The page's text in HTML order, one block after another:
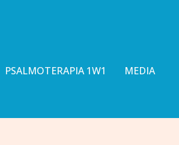
PSALMOTERAPIA 1W1 MEDIA